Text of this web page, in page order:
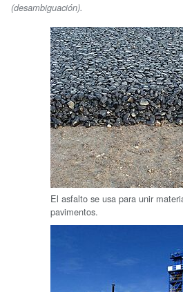
(desambiguación).
El asfalto se usa para unir
pavimentos.